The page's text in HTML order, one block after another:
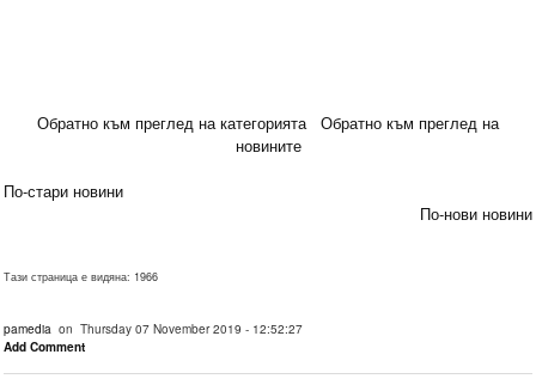
Обратно към преглед на категорията
Обратно към преглед на
новините
По-стари новини
По-нови новини
Тази страница е видяна: 1966
pamedia on Thursday 07 November 2019 - 12:52:27
Add Comment